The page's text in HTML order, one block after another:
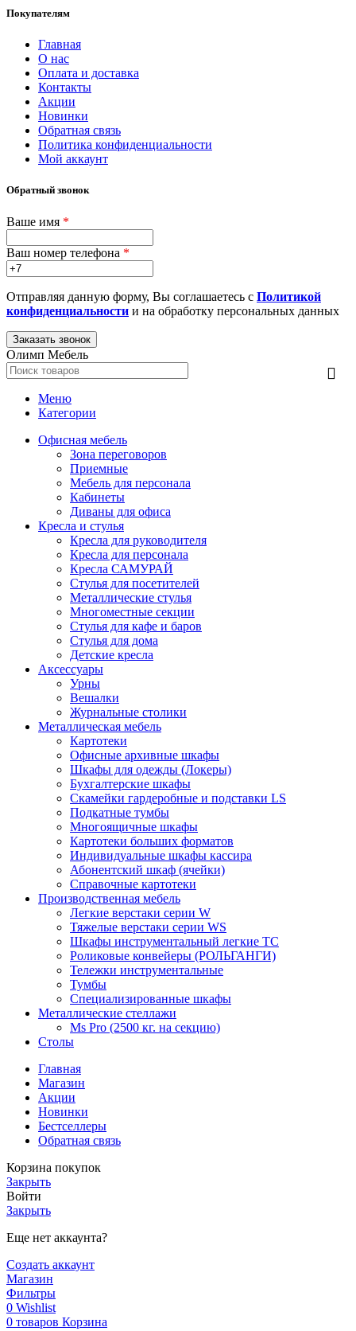
Покупателям
Главная
О нас
Оплата и доставка
Контакты
Акции
Новинки
Обратная связь
Политика конфиденциальности
Мой аккаунт
Обратный звонок
Ваше имя *
Ваш номер телефона *
Отправляя данную форму, Вы соглашаетесь с Политикой
конфиденциальности и на обработку персональных данных
Олимп Мебель
Меню
Категории
Офисная мебель
Зона переговоров
Приемные
Мебель для персонала
Кабинеты
Диваны для офиса
Кресла и стулья
Кресла для руководителя
Кресла для персонала
Кресла САМУРАЙ
Стулья для посетителей
Металлические стулья
Многоместные секции
Стулья для кафе и баров
Стулья для дома
Детские кресла
Аксессуары
Урны
Вешалки
Журнальные столики
Металлическая мебель
Картотеки
Офисные архивные шкафы
Шкафы для одежды (Локеры)
Бухгалтерские шкафы
Скамейки гардеробные и подставки LS
Подкатные тумбы
Многоящичные шкафы
Картотеки больших форматов
Индивидуальные шкафы кассира
Абонентский шкаф (ячейки)
Справочные картотеки
Производственная мебель
Легкие верстаки серии W
Тяжелые верстаки серии WS
Шкафы инструментальный легкие ТС
Роликовые конвейеры (РОЛЬГАНГИ)
Тележки инструментальные
Тумбы
Специализированные шкафы
Металлические стеллажи
Ms Pro (2500 кг. на секцию)
Столы
Главная
Магазин
Акции
Новинки
Бестселлеры
Обратная связь
Корзина покупок
Закрыть
Войти
Закрыть
Еще нет аккаунта?
Создать аккаунт
Магазин
Фильтры
0 Wishlist
0 товаров Корзина